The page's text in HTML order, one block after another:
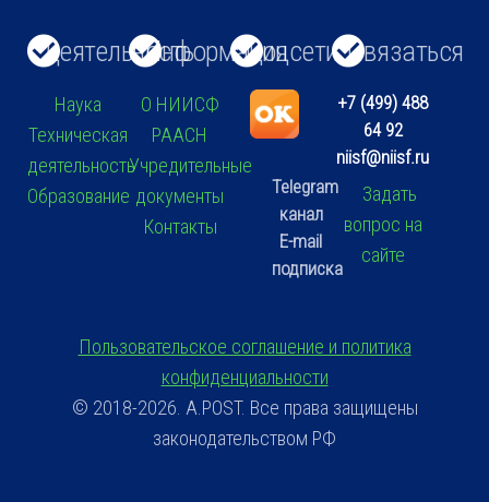
Деятельность
Наука
Техническая
деятельность
Образование
Информация
О НИИСФ
РААСН
Учредительные
документы
Контакты
Соцсети
Telegram
канал
E-mail
подписка
Связаться
+7 (499) 488
64 92
niisf@niisf.ru
Задать
вопрос на
сайте
Пользовательское соглашение и политика
конфиденциальности
© 2018-2026. A.POST. Все права защищены
законодательством РФ